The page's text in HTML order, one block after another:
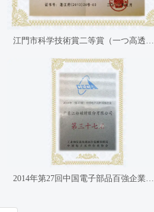
江門市科学技術賞二等賞（一つ高透磁率Mn-Znフェライト材料とその製造方法）
2014年第27回中国電子部品百強企業第37位